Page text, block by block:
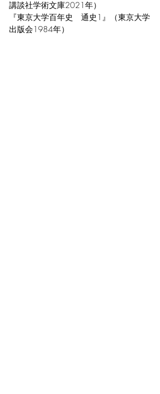
講談社学術文庫2021年）
『東京大学百年史　通史1』（東京大学
出版会1984年）